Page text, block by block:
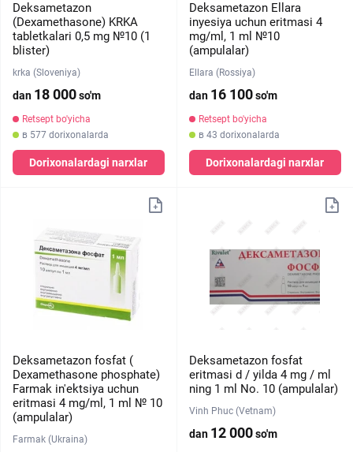
Deksametazon
(Dexamethasone) KRKA
tabletkalari 0,5 mg №10 (1
blister)
krka (Sloveniya)
dan 18 000so'm
Retsept bo'yicha
в 577 dorixonalarda
Dorixonalardagi narxlar
Deksametazon Ellara
inyesiya uchun eritmasi 4
mg/ml, 1 ml №10
(ampulalar)
Ellara (Rossiya)
dan 16 100so'm
Retsept bo'yicha
в 43 dorixonalarda
Dorixonalardagi narxlar
Deksametazon fosfat (
Dexamethasone phosphate)
Farmak in'ektsiya uchun
eritmasi 4 mg/ml, 1 ml № 10
(ampulalar)
Farmak (Ukraina)
Deksametazon fosfat
eritmasi d / yilda 4 mg / ml
ning 1 ml No. 10 (ampulalar)
Vinh Phuc (Vetnam)
dan 12 000so'm